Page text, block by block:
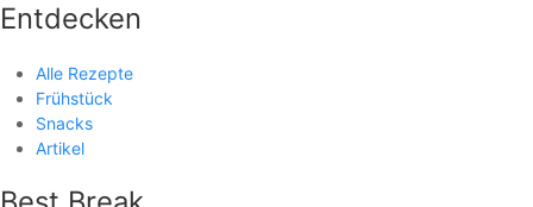
Entdecken
Alle Rezepte
Frühstück
Snacks
Artikel